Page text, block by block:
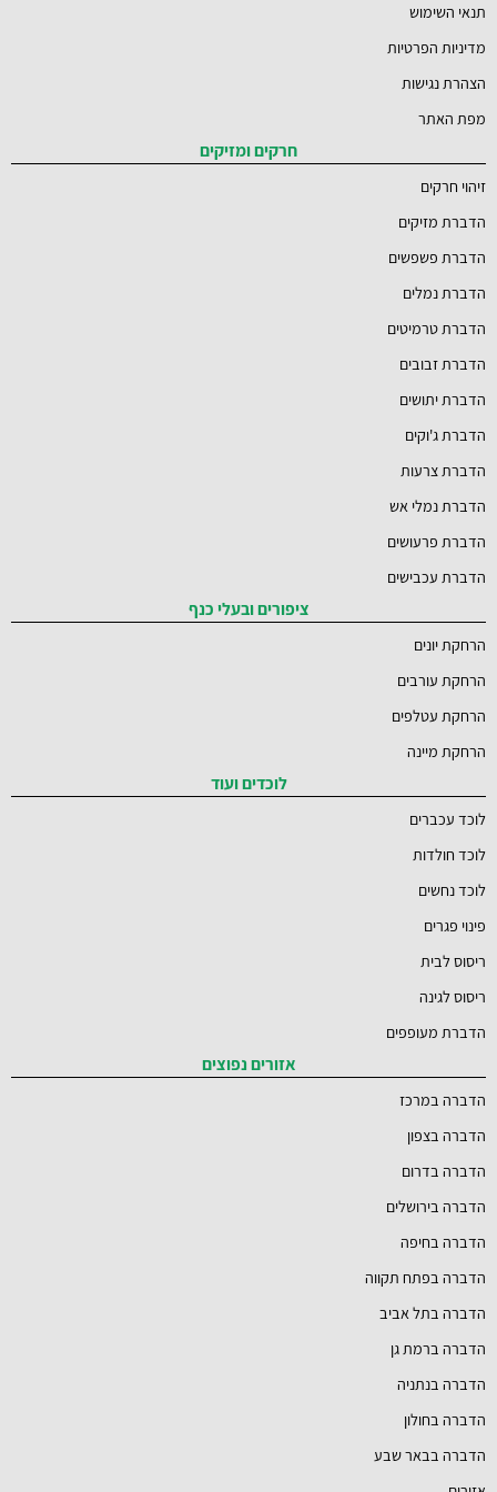
תנאי השימוש
מדיניות הפרטיות
הצהרת נגישות
מפת האתר
חרקים ומזיקים
זיהוי חרקים
הדברת מזיקים
הדברת פשפשים
הדברת נמלים
הדברת טרמיטים
הדברת זבובים
הדברת יתושים
הדברת ג'וקים
הדברת צרעות
הדברת נמלי אש
הדברת פרעושים
הדברת עכבישים
ציפורים ובעלי כנף
הרחקת יונים
הרחקת עורבים
הרחקת עטלפים
הרחקת מיינה
לוכדים ועוד
לוכד עכברים
לוכד חולדות
לוכד נחשים
פינוי פגרים
ריסוס לבית
ריסוס לגינה
הדברת מעופפים
אזורים נפוצים
הדברה במרכז
הדברה בצפון
הדברה בדרום
הדברה בירושלים
הדברה בחיפה
הדברה בפתח תקווה
הדברה בתל אביב
הדברה ברמת גן
הדברה בנתניה
הדברה בחולון
הדברה בבאר שבע